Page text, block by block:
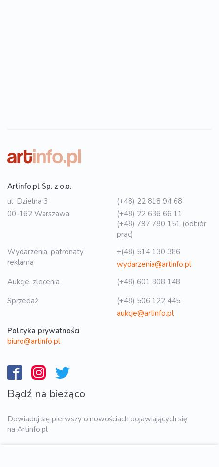
Artinfo.pl Sp. z o.o.
ul. Dzielna 3
00-162 Warszawa
(+48) 22 818 94 68
(+48) 22 636 66 11
(+48) 797 780 151 (odbiór
prac)
Wydarzenia, patronaty,
reklama
+(48) 514 130 386
wydarzenia@artinfo.pl
Aukcje, zlecenia
(+48) 601 808 148
Sprzedaż
(+48) 506 122 445
aukcje@artinfo.pl
Polityka prywatności
biuro@artinfo.pl
Bądź na bieżąco
Dowiaduj się pierwszy o nowościach pojawiających się
na Artinfo.pl